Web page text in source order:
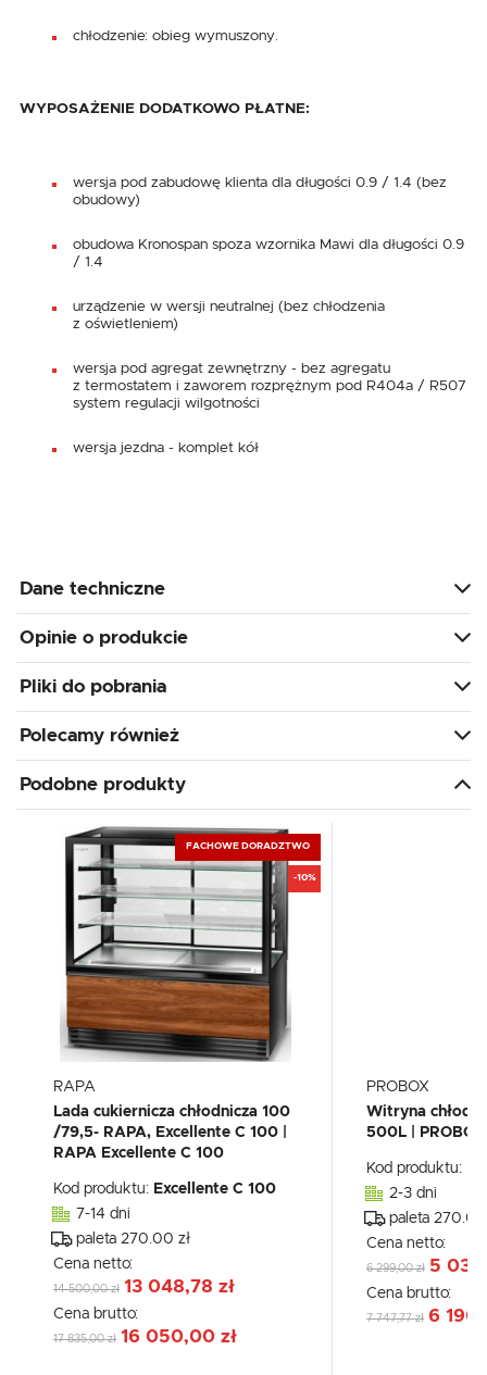
chłodzenie: obieg wymuszony.
WYPOSAŻENIE DODATKOWO PŁATNE:
wersja pod zabudowę klienta dla długości 0.9 / 1.4 (bez
obudowy)
obudowa Kronospan spoza wzornika Mawi dla długości 0.9
/ 1.4
urządzenie w wersji neutralnej (bez chłodzenia
z oświetleniem)
wersja pod agregat zewnętrzny - bez agregatu
z termostatem i zaworem rozprężnym pod R404a / R507
system regulacji wilgotności
wersja jezdna - komplet kół
Dane techniczne
Opinie o produkcie
Pliki do pobrania
Polecamy również
Podobne produkty
FACHOWE DORADZTWO
-10%
RAPA
Lada cukiernicza chłodnicza 100
/79,5- RAPA, Excellente C 100 |
RAPA Excellente C 100
Kod produktu: Excellente C 100
7-14 dni
paleta 270.00 zł
Cena netto:
14 500,00 zł 13 048,78 zł
Cena brutto:
17 835,00 zł 16 050,00 zł
PROBOX
Witryna
500L |
Kod produktu:
2-3 dni
paleta 270.00
Cena netto:
6 299,00 zł 5
Cena brutto:
7 747,77 zł 6